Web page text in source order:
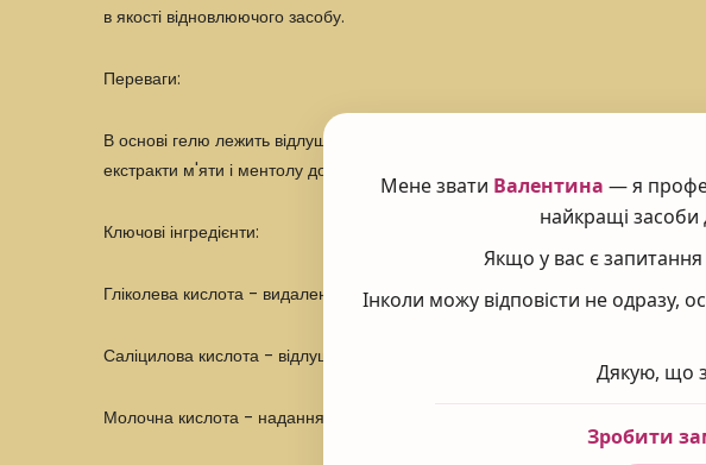
в якості відновлюючого засобу.
Переваги:
В основі гелю лежить відлущуюча суміш, що включає в себе саліцилову,
екстракти м'яти і ментолу допомагають в повноцінному очищенні і
Ключові інгредієнти:
Гліколева кислота - видалення відмерлих клітин, очищення.
Саліцилова кислота - відлущування ороговілого шару, усунення надмірної
Молочна кислота - надання шкірі сяючого вигляду.
Мене звати Валентина — я
найкращі засоби
Якщо у вас є
Інколи можу відповісти не одразу,
Дякую, що
Зробити